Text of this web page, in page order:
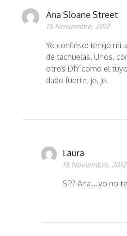
Ana Sloane Street
15 Noviembre, 2012
Yo confieso: tengo mi
de tachuelas. Unos,
otros DIY como el
dado fuerte, je, je.
Laura
15 Noviembre, 2012
Sí?? Ana…yo no